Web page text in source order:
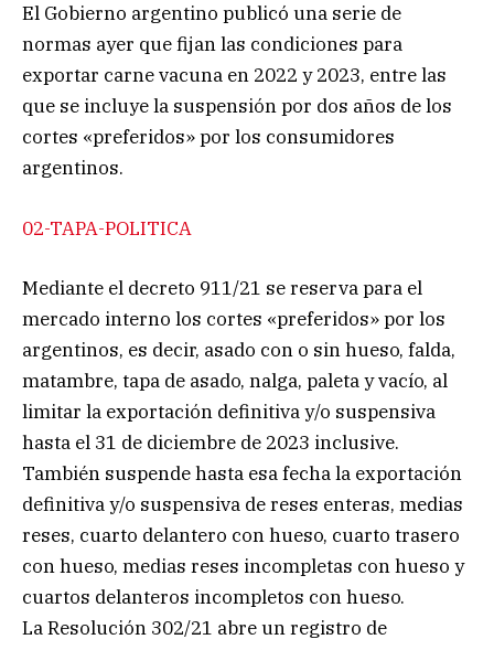
El Gobierno argentino publicó una serie de
normas ayer que fijan las condiciones para
exportar carne vacuna en 2022 y 2023, entre las
que se incluye la suspensión por dos años de los
cortes «preferidos» por los consumidores
argentinos.
02-TAPA-POLITICA
Mediante el decreto 911/21 se reserva para el
mercado interno los cortes «preferidos» por los
argentinos, es decir, asado con o sin hueso, falda,
matambre, tapa de asado, nalga, paleta y vacío, al
limitar la exportación definitiva y/o suspensiva
hasta el 31 de diciembre de 2023 inclusive.
También suspende hasta esa fecha la exportación
definitiva y/o suspensiva de reses enteras, medias
reses, cuarto delantero con hueso, cuarto trasero
con hueso, medias reses incompletas con hueso y
cuartos delanteros incompletos con hueso.
La Resolución 302/21 abre un registro de